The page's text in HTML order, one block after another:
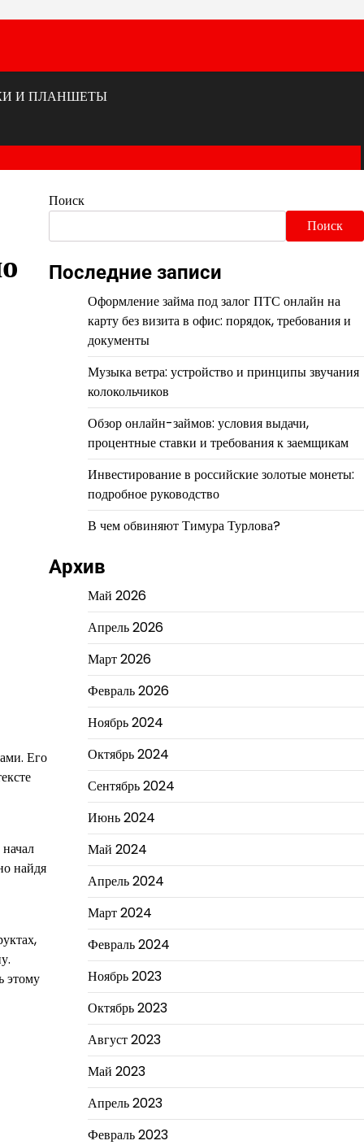
И ПЛАНШЕТЫ
Его
найдя
этому
Поиск
Поиск
Последние записи
Оформление займа под залог ПТС онлайн на
карту без визита в офис: порядок, требования и
документы
Музыка ветра: устройство и принципы звучания
колокольчиков
Обзор онлайн-займов: условия выдачи,
процентные ставки и требования к заемщикам
Инвестирование в российские золотые монеты:
подробное руководство
В чем обвиняют Тимура Турлова?
Архив
Май 2026
Апрель 2026
Март 2026
Февраль 2026
Ноябрь 2024
Октябрь 2024
Сентябрь 2024
Июнь 2024
Май 2024
Апрель 2024
Март 2024
Февраль 2024
Ноябрь 2023
Октябрь 2023
Август 2023
Май 2023
Апрель 2023
Февраль 2023